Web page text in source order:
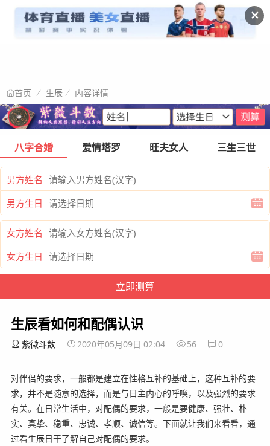
✕
首页 生辰 内容详情
八字合婚 爱情塔罗 旺夫女人 三生三世
男方姓名
男方生日
女方姓名
女方生日
生辰看如何和配偶认识
紫微斗数 2020年05月09日 02:04 56 0
对伴侣的要求，一般都是建立在性格互补的基础上，这种互补的要
求，并不是随意的选择，而是与日主内心的呼唤，以及强烈的要求
有关。在日常生活中，对配偶的要求，一般是要健康、强壮、朴
实、真挚、稳重、忠诚、孝顺、诚信等。下面就让我们来看看，通
过看生辰日干了解自己对配偶的要求。